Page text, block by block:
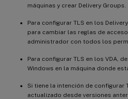
máquinas y crear Delivery Groups.
Para configurar TLS en los
para cambiar las reglas de
administrador con todos los
Para configurar TLS en los VDA,
Windows en la máquina donde
Si tiene la intención de configurar
actualizado desde versiones